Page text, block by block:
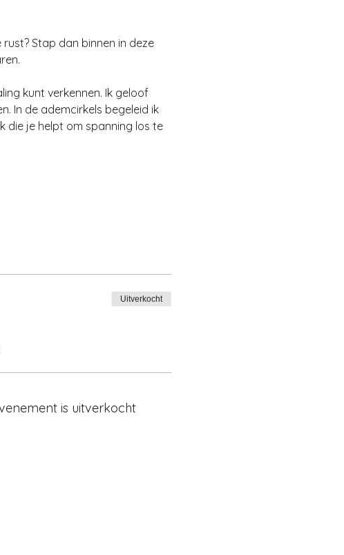
Stap dan binnen in deze
kunt verkennen. Ik geloof
In de ademcirkels begeleid ik
die je helpt om spanning los te
Uitverkocht
is uitverkocht